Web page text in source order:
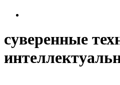
суверенные